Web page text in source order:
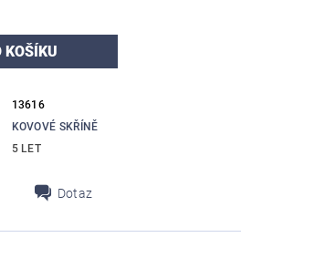
13616
KOVOVÉ SKŘÍNĚ
5 LET
Dotaz